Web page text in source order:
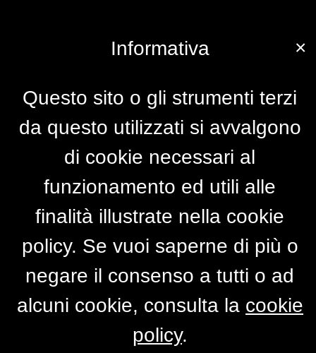
×
Informativa
Questo sito o gli strumenti terzi
da questo utilizzati si avvalgono
di cookie necessari al
funzionamento ed utili alle
finalità illustrate nella cookie
policy. Se vuoi saperne di più o
negare il consenso a tutti o ad
alcuni cookie, consulta la cookie
policy.